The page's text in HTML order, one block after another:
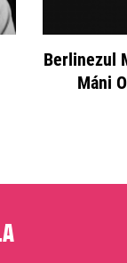
Berlinezul
Máni